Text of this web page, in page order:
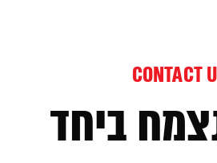
CONTACT
ביחד